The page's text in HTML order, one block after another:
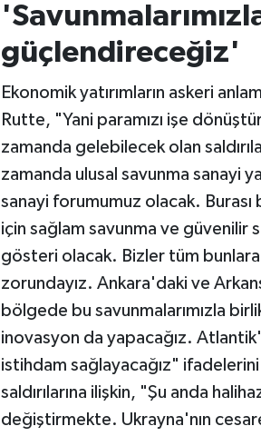
güçlendireceğiz'
Ekonomik yatırımların askeri
Rutte, "Yani paramızı işe
zamanda gelebilecek olan
zamanda ulusal savunma sanayi
sanayi forumumuz olacak.
için sağlam savunma ve güvenilir
gösteri olacak. Bizler tüm bunlara
zorundayız. Ankara'daki ve
bölgede bu savunmalarımızla
inovasyon da yapacağız.
istihdam sağlayacağız"
saldırılarına ilişkin, "Şu anda
değiştirmekte. Ukrayna'nın